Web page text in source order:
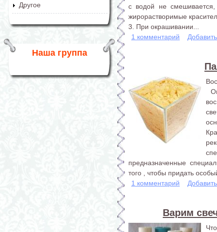
Другое
Наша группа
с водой не
жирорастворимые
3. При окрашивании...
1 комментарий
предназначенные
того , чтобы придать
1 комментарий
Варим